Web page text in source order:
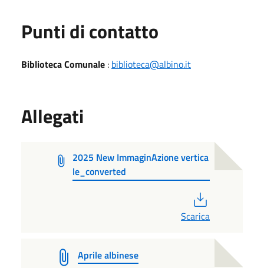
Punti di contatto
Biblioteca Comunale : biblioteca@albino.it
Allegati
2025 New ImmaginAzione vertica
le_converted
Scarica
Aprile albinese